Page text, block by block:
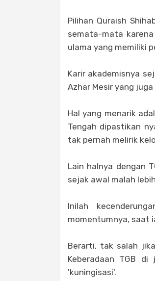
Pilihan Quraish
semata-mata
ulama yang memiliki
Karir akademisnya
Azhar Mesir yang
Hal yang menarik
Tengah dipastikan
tak pernah melirik
Lain halnya dengan
sejak awal malah
Inilah
momentumnya, saat
Berarti, tak salah
Keberadaan TGB
'kuningisasi'.